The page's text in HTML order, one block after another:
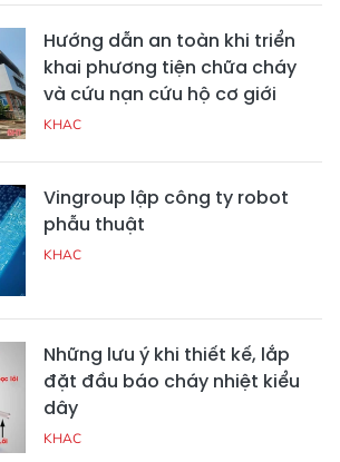
Hướng dẫn an toàn khi triển
khai phương tiện chữa cháy
và cứu nạn cứu hộ cơ giới
KHAC
Vingroup lập công ty robot
phẫu thuật
KHAC
Những lưu ý khi thiết kế, lắp
đặt đầu báo cháy nhiệt kiểu
dây
KHAC